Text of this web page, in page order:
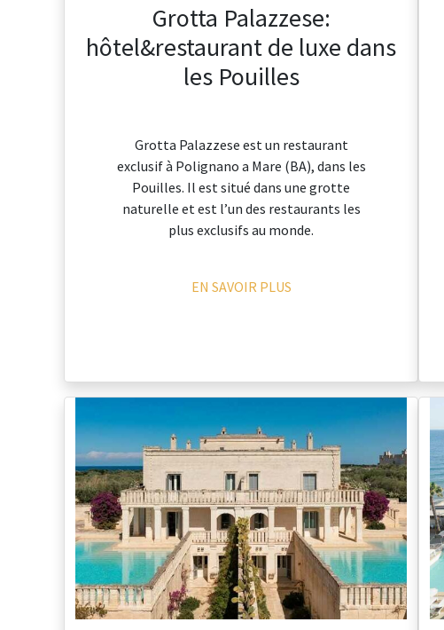
Grotta Palazzese:
hôtel&restaurant de luxe dans
les Pouilles
Grotta Palazzese est un restaurant
exclusif à Polignano a Mare (BA), dans les
Pouilles. Il est situé dans une grotte
naturelle et est l’un des restaurants les
plus exclusifs au monde.
EN SAVOIR PLUS